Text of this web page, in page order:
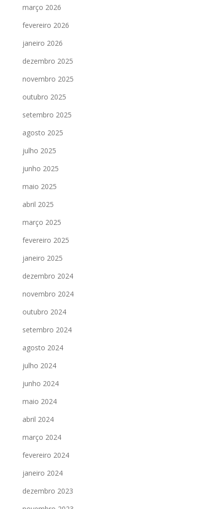
março 2026
fevereiro 2026
janeiro 2026
dezembro 2025
novembro 2025
outubro 2025
setembro 2025
agosto 2025
julho 2025
junho 2025
maio 2025
abril 2025
março 2025
fevereiro 2025
janeiro 2025
dezembro 2024
novembro 2024
outubro 2024
setembro 2024
agosto 2024
julho 2024
junho 2024
maio 2024
abril 2024
março 2024
fevereiro 2024
janeiro 2024
dezembro 2023